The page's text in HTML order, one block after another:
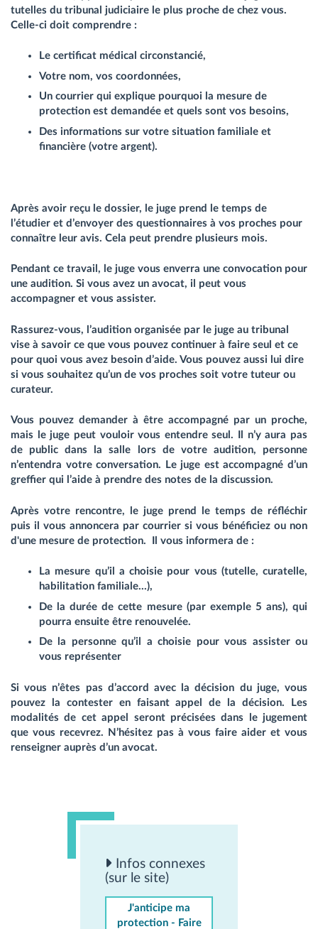
tutelles du tribunal judiciaire le plus proche de chez vous.
Celle-ci doit comprendre :
Le certificat médical circonstancié,
Votre nom, vos coordonnées,
Un courrier qui explique pourquoi la mesure de
protection est demandée et quels sont vos besoins,
Des informations sur votre situation familiale et
financière (votre argent).
Après avoir reçu le dossier, le juge prend le temps de
l’étudier et d’envoyer des questionnaires à vos proches pour
connaître leur avis. Cela peut prendre plusieurs mois.
Pendant ce travail, le juge vous enverra une convocation pour
une audition. Si vous avez un avocat, il peut vous
accompagner et vous assister.
Rassurez-vous, l’audition organisée par le juge au tribunal
vise à savoir ce que vous pouvez continuer à faire seul et ce
pour quoi vous avez besoin d’aide. Vous pouvez aussi lui dire
si vous souhaitez qu’un de vos proches soit votre tuteur ou
curateur.
Vous pouvez demander à être accompagné par un proche,
mais le juge peut vouloir vous entendre seul. Il n’y aura pas
de public dans la salle lors de votre audition, personne
n’entendra votre conversation. Le juge est accompagné d’un
greffier qui l’aide à prendre des notes de la discussion.
Après votre rencontre, le juge prend le temps de réfléchir
puis il vous annoncera par courrier si vous bénéficiez ou non
d'une mesure de protection. Il vous informera de :
La mesure qu’il a choisie pour vous (tutelle, curatelle,
habilitation familiale…),
De la durée de cette mesure (par exemple 5 ans), qui
pourra ensuite être renouvelée.
De la personne qu’il a choisie pour vous assister ou
vous représenter
Si vous n’êtes pas d’accord avec la décision du juge, vous
pouvez la contester en faisant appel de la décision. Les
modalités de cet appel seront précisées dans le jugement
que vous recevrez. N’hésitez pas à vous faire aider et vous
renseigner auprès d’un avocat.
Infos connexes
(sur le site)
J'anticipe ma
protection - Faire